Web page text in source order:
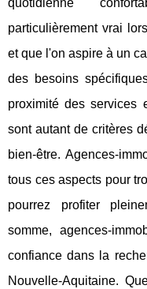
quotidienne
particulièrement vrai
et que l'on aspire à un
des besoins
proximité des services
sont autant de critères
bien-être. Agences-
tous ces aspects pour
pourrez profiter
somme, agences-
confiance dans la
Nouvelle-Aquitaine.